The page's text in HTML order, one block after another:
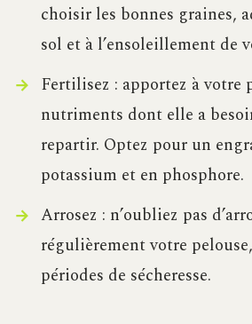
choisir les bonnes graines,
sol et à l’ensoleillement de
Fertilisez : apportez à votre
nutriments dont elle a
repartir. Optez pour un
potassium et en phosphore.
Arrosez : n’oubliez pas
régulièrement votre
périodes de sécheresse.